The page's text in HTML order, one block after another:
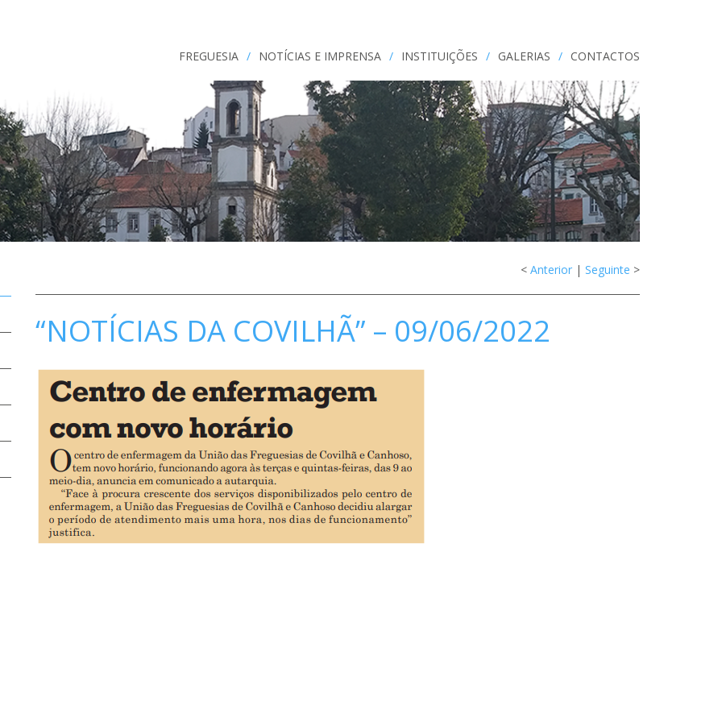
FREGUESIA / NOTÍCIAS E IMPRENSA / INSTITUIÇÕES / GALERIAS / CONTACTOS
< Anterior | Seguinte >
“NOTÍCIAS DA COVILHÃ” – 09/06/2022